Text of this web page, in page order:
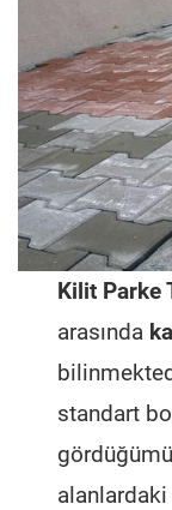
Kilit Parke
arasında
standart
alanlardaki